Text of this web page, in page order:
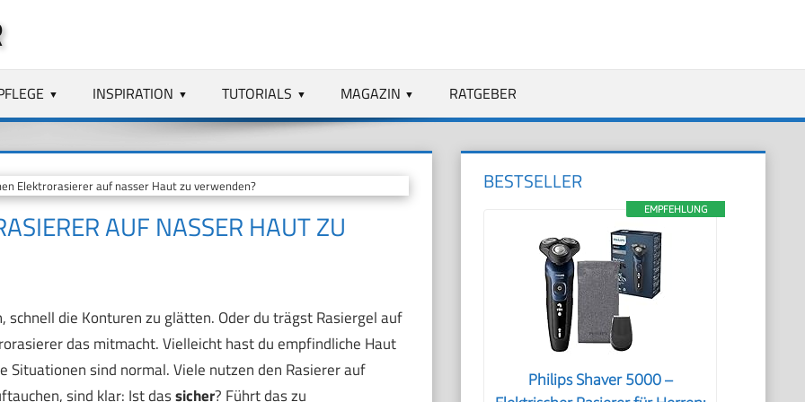
INSPIRATION TUTORIALS MAGAZIN RATGEBER
Elektrorasierer auf nasser Haut zu verwenden?
AUF NASSER HAUT ZU
die Konturen zu glätten. Oder du trägst Rasiergel auf
das mitmacht. Vielleicht hast du empfindliche Haut
sind normal. Viele nutzen den Rasierer auf
sind klar: Ist dassicher? Führt das zu
BESTSELLER
EMPFEHLUNG
Philips Shaver 5000 –